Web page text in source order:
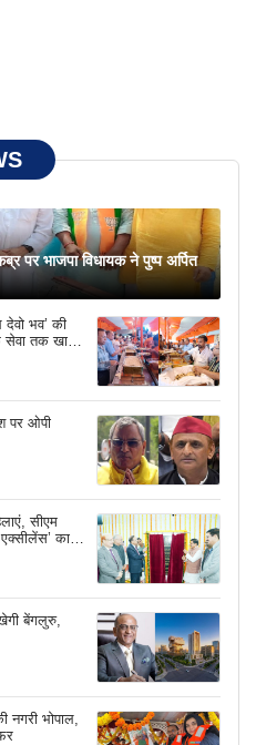
पर भाजपा विधायक ने पुष्प अर्पित
देवो भव’ की
सेवा तक खास
पर ओपी
सीएम
का
बेंगलुरु,
नगरी भोपाल,